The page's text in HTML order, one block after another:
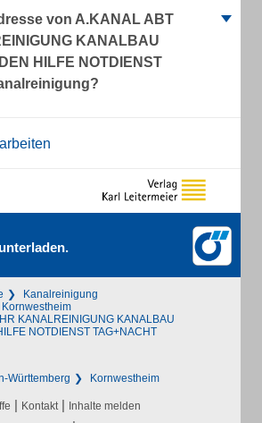
von A.KANAL ABT
KANALBAU
HILFE NOTDIENST
Kanalreinigung
KANALREINIGUNG KANALBAU
NOTDIENST TAG+NACHT
Württemberg Kornwestheim
| Kontakt | Inhalte melden